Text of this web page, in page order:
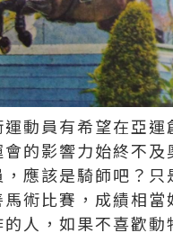
動員有希望在亞
的影響力始終不
應該是騎師吧？
術比賽，成績相
人，如果不喜歡